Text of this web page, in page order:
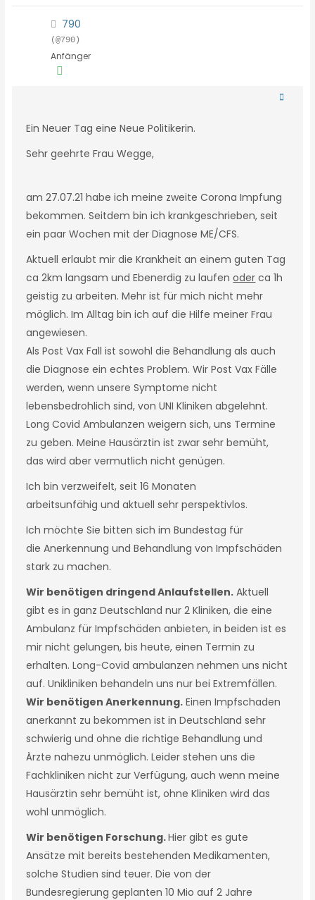
790
(@790)
Anfänger
Ein Neuer Tag eine Neue Politikerin.
Sehr geehrte Frau Wegge,
am 27.07.21 habe ich meine zweite Corona Impfung
bekommen. Seitdem bin ich krankgeschrieben, seit
ein paar Wochen mit der Diagnose ME/CFS.
Aktuell erlaubt mir die Krankheit an einem guten Tag
ca 2km langsam und Ebenerdig zu laufenoder ca 1h
geistig zu arbeiten. Mehr ist für mich nicht mehr
möglich. Im Alltag bin ich auf die Hilfe meiner Frau
angewiesen.
Als Post Vax Fall ist sowohl die Behandlung als auch
die Diagnose ein echtes Problem. Wir Post Vax Fälle
werden, wenn unsere Symptome nicht
lebensbedrohlich sind, von UNI Kliniken abgelehnt.
Long Covid Ambulanzen weigern sich, uns Termine
zu geben. Meine Hausärztin ist zwar sehr bemüht,
das wird aber vermutlich nicht genügen.
Ich bin verzweifelt, seit 16 Monaten
arbeitsunfähig und aktuell sehr perspektivlos.
Ich möchte Sie bitten sich im Bundestag für
die Anerkennung und Behandlung von Impfschäden
stark zu machen.
Wir benötigen dringend Anlaufstellen. Aktuell
gibt es in ganz Deutschland nur 2 Kliniken, die eine
Ambulanz für Impfschäden anbieten, in beiden ist es
mir nicht gelungen, bis heute, einen Termin zu
erhalten. Long-Covid ambulanzen nehmen uns nicht
auf. Unikliniken behandeln uns nur bei Extremfällen.
Wir benötigen Anerkennung. Einen Impfschaden
anerkannt zu bekommen ist in Deutschland sehr
schwierig und ohne die richtige Behandlung und
Ärzte nahezu unmöglich. Leider stehen uns die
Fachkliniken nicht zur Verfügung, auch wenn meine
Hausärztin sehr bemüht ist, ohne Kliniken wird das
wohl unmöglich.
Wir benötigen Forschung.Hier gibt es gute
Ansätze mit bereits bestehenden Medikamenten,
solche Studien sind teuer. Die von der
Bundesregierung geplanten 10 Mio auf 2 Jahre